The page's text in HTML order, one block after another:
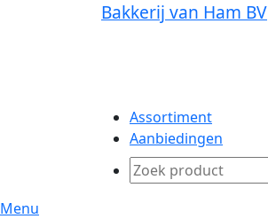
Bakkerij van Ham BV
Assortiment
Aanbiedingen
Menu